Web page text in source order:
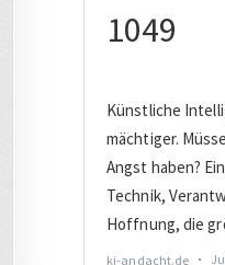
BAHN(455)